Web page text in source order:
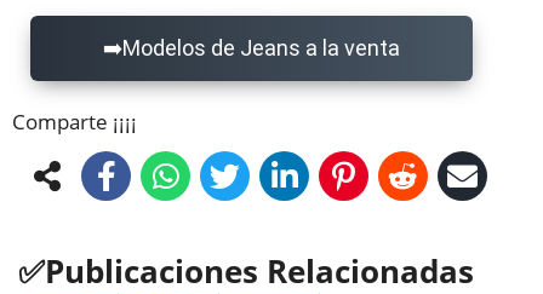
Modelos de Jeans a la venta
Comparte ¡¡¡¡
Publicaciones Relacionadas